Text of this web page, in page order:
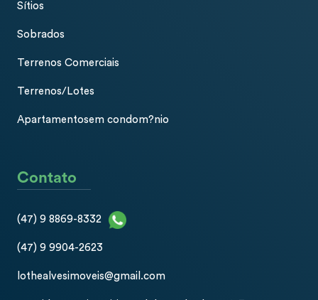
Sítios
Sobrados
Terrenos Comerciais
Terrenos/Lotes
Apartamentosem condom?nio
Contato
(47) 9 8869-8332
(47) 9 9904-2623
lothealvesimoveis@gmail.com